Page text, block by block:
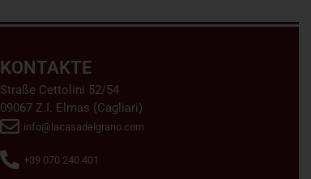
KONTAKTE
Straße Cettolini 52/54
09067 Z.I. Elmas (Cagliari)
info@lacasadelgrano.com
+39 070 240 401